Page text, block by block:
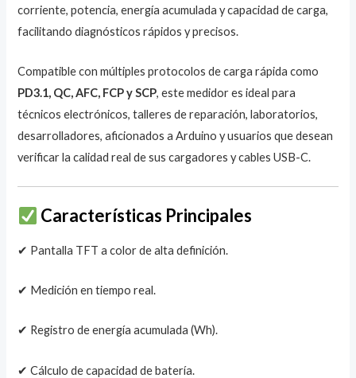
corriente, potencia, energía acumulada y capacidad de carga,
facilitando diagnósticos rápidos y precisos.
Compatible con múltiples protocolos de carga rápida como
PD3.1, QC, AFC, FCP y SCP, este medidor es ideal para
técnicos electrónicos, talleres de reparación, laboratorios,
desarrolladores, aficionados a Arduino y usuarios que desean
verificar la calidad real de sus cargadores y cables USB-C.
Características Principales
✔ Pantalla TFT a color de alta definición.
✔ Medición en tiempo real.
✔ Registro de energía acumulada (Wh).
✔ Cálculo de capacidad de batería.